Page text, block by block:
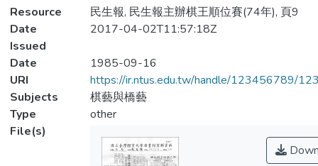
Resource
民生報, 民生報主辦棋王順位賽(74年), 頁9
Date
Issued
2017-04-02T11:57:18Z
Date
1985-09-16
URI
https://ir.ntus.edu.tw/handle/123456789/
Subjects
棋藝與橋藝
Type
other
File(s)